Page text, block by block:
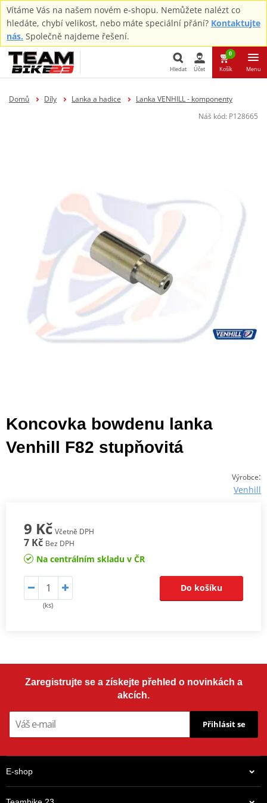
Vítáme Vás na našem novém e-shopu. Nemůžete nalézt co
hledáte, chybí velikost, nebo máte speciální přání? Kontaktujte
nás. Společně najdeme řešení.
Hledat
Hledat Účet
0
Košík Menu
Domů Díly Lanka a hadice
Lanka VENHILL - komponenty
Náš kód: P128665
Koncovka bowdenu lanka
Venhill F82 stupňovitá
Výrobce:
Venhill
9 Kč Včetně DPH
7 Kč Bez DPH
Na centrálním skladu v ČR
(ks)
Do košíku
Zaregistrujte se a získejte přehled o novinkách a
akcích.
Přihlásit se
E-shop